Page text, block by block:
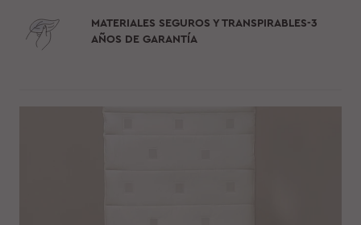
MATERIALES SEGUROS Y TRANSPIRABLES-3
AÑOS DE GARANTÍA